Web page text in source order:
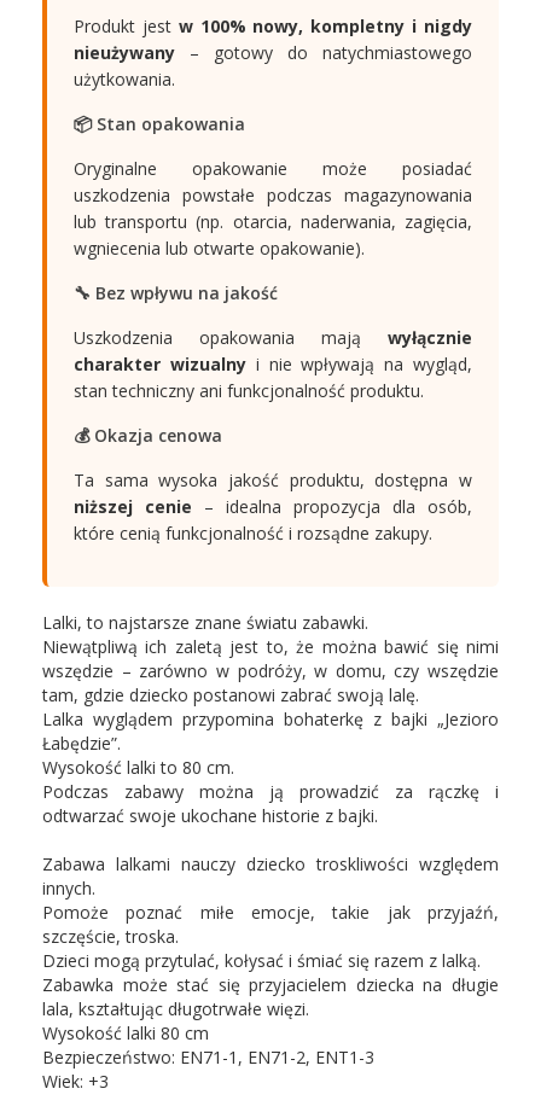
Produkt jest w 100% nowy, kompletny i nigdy
nieużywany – gotowy do natychmiastowego
użytkowania.
📦 Stan opakowania
Oryginalne opakowanie może posiadać
uszkodzenia powstałe podczas magazynowania
lub transportu (np. otarcia, naderwania, zagięcia,
wgniecenia lub otwarte opakowanie).
🔧 Bez wpływu na jakość
Uszkodzenia opakowania mają wyłącznie
charakter wizualnyi nie wpływają na wygląd,
stan techniczny ani funkcjonalność produktu.
💰 Okazja cenowa
Ta sama wysoka jakość produktu, dostępna w
niższej cenie – idealna propozycja dla osób,
które cenią funkcjonalność i rozsądne zakupy.
Lalki, to najstarsze znane światu zabawki.
Niewątpliwą ich zaletą jest to, że można bawić się nimi
wszędzie – zarówno w podróży, w domu, czy wszędzie
tam, gdzie dziecko postanowi zabrać swoją lalę.
Lalka wyglądem przypomina bohaterkę z bajki „Jezioro
Łabędzie”.
Wysokość lalki to 80 cm.
Podczas zabawy można ją prowadzić za rączkę i
odtwarzać swoje ukochane historie z bajki.
Zabawa lalkami nauczy dziecko troskliwości względem
innych.
Pomoże poznać miłe emocje, takie jak przyjaźń,
szczęście, troska.
Dzieci mogą przytulać, kołysać i śmiać się razem z lalką.
Zabawka może stać się przyjacielem dziecka na długie
lala, kształtując długotrwałe więzi.
Wysokość lalki 80 cm
Bezpieczeństwo: EN71-1, EN71-2, ENT1-3
Wiek: +3